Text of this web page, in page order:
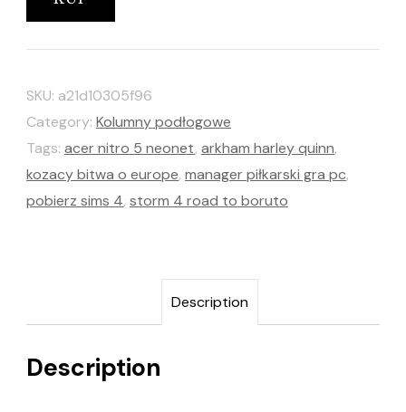
SKU: a21d10305f96
Category: Kolumny podłogowe
Tags: acer nitro 5 neonet, arkham harley quinn,
kozacy bitwa o europe, manager piłkarski gra pc,
pobierz sims 4, storm 4 road to boruto
Description
Description